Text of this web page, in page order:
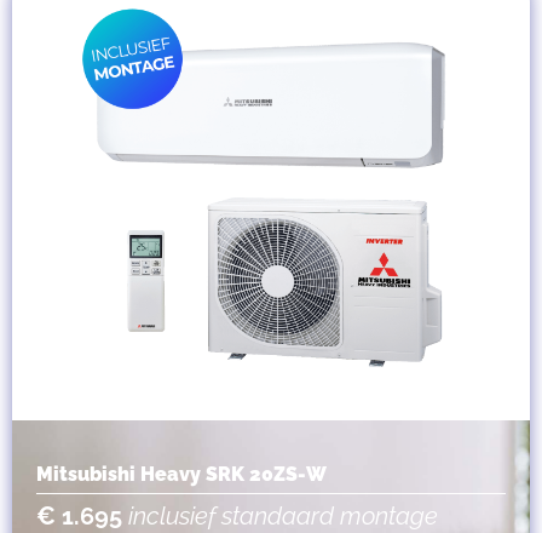
Mitsubishi Heavy SRK 20ZS-W
€ 1.695 inclusief standaard montage